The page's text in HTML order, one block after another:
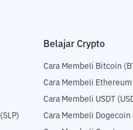
Belajar Crypto
Cara Membeli Bitcoin
Cara Membeli Ethereum
Cara Membeli USDT
Cara Membeli Dogecoin